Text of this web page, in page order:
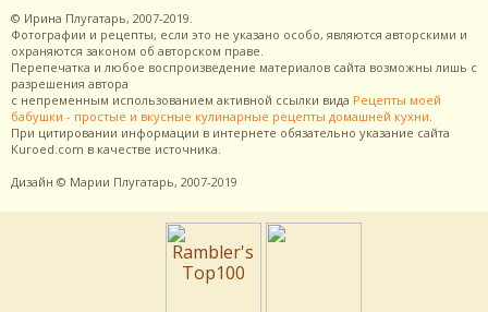
© Ирина Плугатарь, 2007-2019.
Фотографии и рецепты, если это не указано особо, являются авторскими и
охраняются законом об авторском праве.
Перепечатка и любое воспроизведение материалов сайта возможны лишь с
разрешения автора
с непременным использованием активной ссылки вида Рецепты моей
бабушки - простые и вкусные кулинарные рецепты домашней кухни.
При цитировании информации в интернете обязательно указание сайта
Kuroed.com в качестве источника.
Дизайн © Марии Плугатарь, 2007-2019